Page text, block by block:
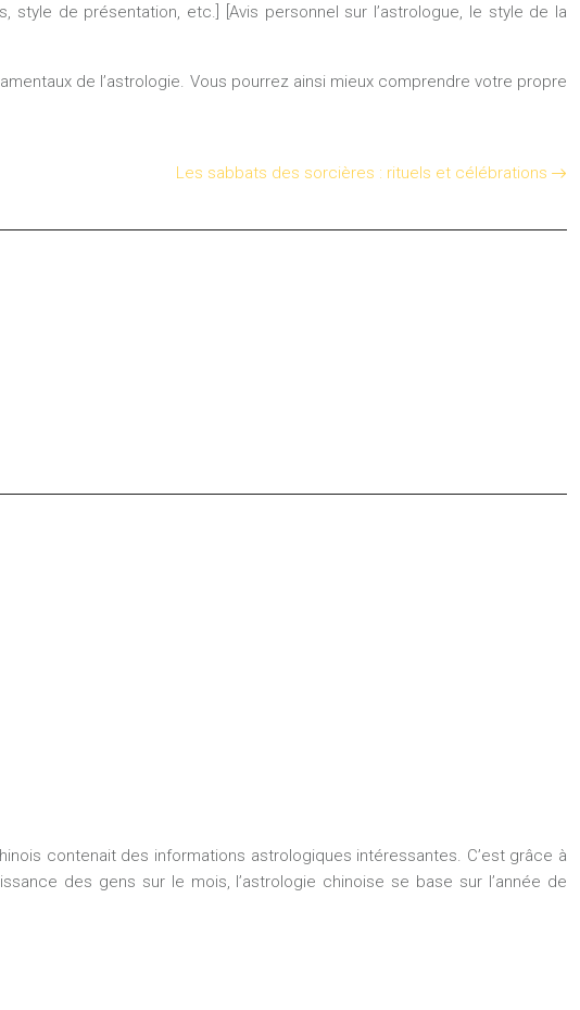
de présentation, etc.] [Avis personnel sur l’astrologue, le style de la
de l’astrologie. Vous pourrez ainsi mieux comprendre votre propre
Les sabbats des sorcières : rituels et célébrations
contenait des informations astrologiques intéressantes. C’est grâce à
des gens sur le mois, l’astrologie chinoise se base sur l’année de